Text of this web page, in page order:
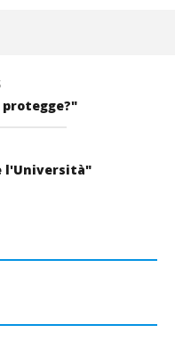
protegge?"
l'Università"